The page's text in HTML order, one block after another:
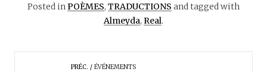
Posted inPOÈMES, TRADUCTIONS and tagged with
Almeyda, Real.
PRÉC. ÉVÉNEMENTS